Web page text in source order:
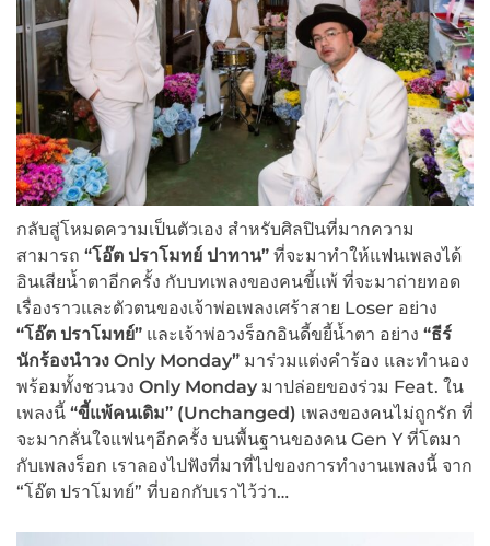
กลับสู่โหมดความเป็นตัวเอง สำหรับศิลปินที่มากความ
สามารถ “โอ๊ต ปราโมทย์ ปาทาน” ที่จะมาทำให้แฟนเพลงได้
อินเสียน้ำตาอีกครั้ง กับบทเพลงของคนขี้แพ้ ที่จะมาถ่ายทอด
เรื่องราวและตัวตนของเจ้าพ่อเพลงเศร้าสาย Loser อย่าง
“โอ๊ต ปราโมทย์” และเจ้าพ่อวงร็อกอินดี้ขยี้น้ำตา อย่าง “ธีร์
นักร้องนำวง Only Monday” มาร่วมแต่งคำร้อง และทำนอง
พร้อมทั้งชวนวง Only Monday มาปล่อยของร่วม Feat. ใน
เพลงนี้ “ขี้แพ้คนเดิม” (Unchanged) เพลงของคนไม่ถูกรัก ที่
จะมากลั่นใจแฟนๆอีกครั้ง บนพื้นฐานของคน Gen Y ที่โตมา
กับเพลงร็อก เราลองไปฟังที่มาที่ไปของการทำงานเพลงนี้ จาก
“โอ๊ต ปราโมทย์” ที่บอกกับเราไว้ว่า…